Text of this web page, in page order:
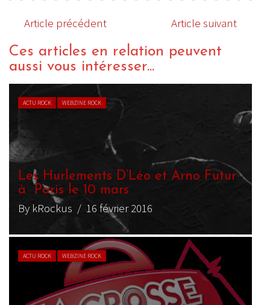
Article précédent Article suivant
Ces articles en relation peuvent
aussi vous intéresser...
ACTU ROCK WEBZINE ROCK
Les Hurlements D’Léo et Arno Futur
à Paris le 10 mars
By kRockus / 16 février 2016
ACTU ROCK WEBZINE ROCK